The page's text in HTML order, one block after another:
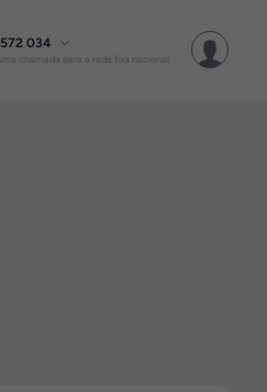
572 034
chamada para a rede fixa nacional